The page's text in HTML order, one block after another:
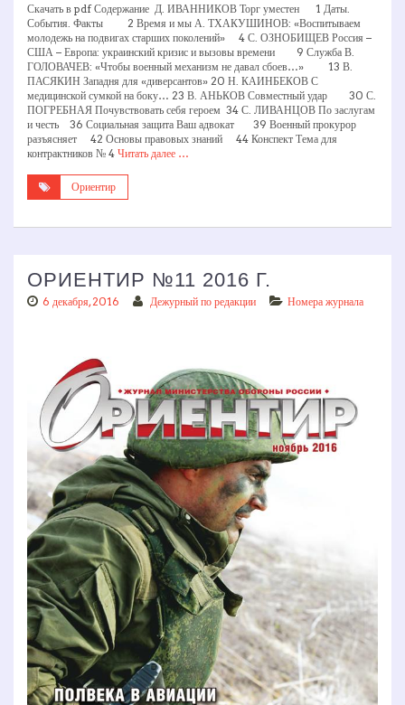
Скачать в pdf Содержание Д. ИВАННИКОВ Торг уместен 1 Даты.
События. Факты 2 Время и мы А. ТХАКУШИНОВ: «Воспитываем
молодежь на подвигах старших поколений» 4 С. ОЗНОБИЩЕВ Россия –
США – Европа: украинский кризис и вызовы времени 9 Служба В.
ГОЛОВАЧЕВ: «Чтобы военный механизм не давал сбоев…» 13 В.
ПАСЯКИН Западня для «диверсантов» 20 Н. КАИНБЕКОВ С
медицинской сумкой на боку… 23 В. АНЬКОВ Совместный удар 30 С.
ПОГРЕБНАЯ Почувствовать себя героем 34 С. ЛИВАНЦОВ По заслугам
и честь 36 Социальная защита Ваш адвокат 39 Военный прокурор
разъясняет 42 Основы правовых знаний 44 Конспект Тема для
контрактников № 4 Читать далее …
Ориентир
ОРИЕНТИР №11 2016 Г.
6 декабря, 2016 Дежурный по редакции Номера журнала